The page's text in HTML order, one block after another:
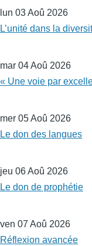
lun 03 Aoû 2026
L’unité dans la
mar 04 Aoû 2026
« Une voie par
mer 05 Aoû 2026
Le don des langues
jeu 06 Aoû 2026
Le don de prophétie
ven 07 Aoû 2026
Réflexion avancée